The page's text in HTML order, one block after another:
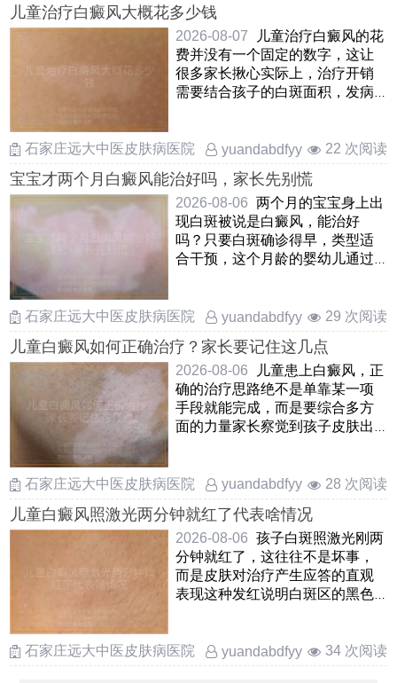
儿童治疗白癜风大概花多少钱
2026-08-07
儿童治疗白癜风的花
费并没有一个固定的数字，这让
很多家长揪心实际上，治疗开销
需要结合孩子的白斑面积，发病
石家庄远大中医皮肤病医院
yuandabdfyy 22 次阅读
宝宝才两个月白癜风能治好吗，家长先别慌
2026-08-06 两个月的宝宝身上出
现白斑被说是白癜风，能治好
吗？只要白斑确诊得早，类型适
合干预，这个月龄的婴幼儿通过
石家庄远大中医皮肤病医院
yuandabdfyy 29 次阅读
儿童白癜风如何正确治疗？家长要记住这几点
2026-08-06
儿童患上白癜风，正
确的治疗思路绝不是单靠某一项
手段就能完成，而是要综合多方
面的力量家长察觉到孩子皮肤出
石家庄远大中医皮肤病医院
yuandabdfyy 28 次阅读
儿童白癜风照激光两分钟就红了代表啥情况
2026-08-06 孩子白斑照激光刚两
分钟就红了，这往往不是坏事，
而是皮肤对治疗产生应答的直观
表现这种发红说明白斑区的黑色
石家庄远大中医皮肤病医院 yuandabdfyy 34 次阅读